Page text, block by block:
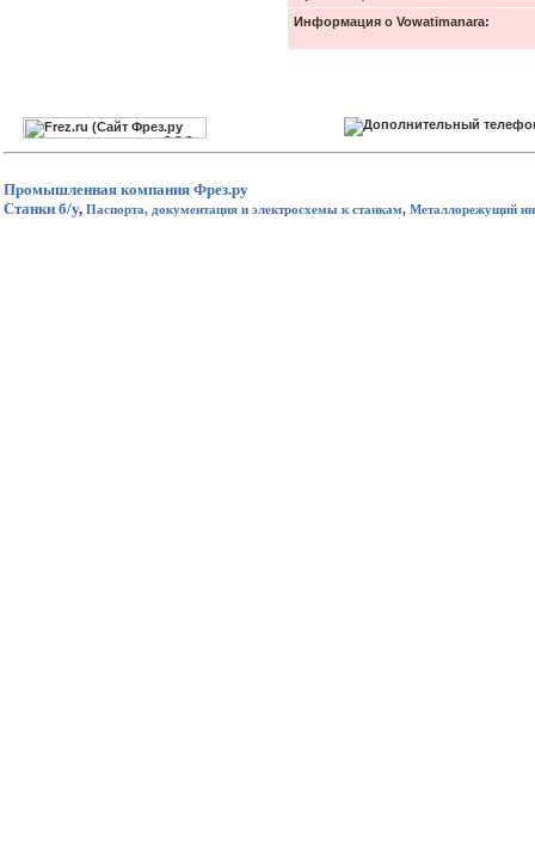
Информация о Vowatimanara:
Промышленная компания Фрез.ру
Станки б/у, Паспорта, документация и электросхемы к станкам, Металлорежущий